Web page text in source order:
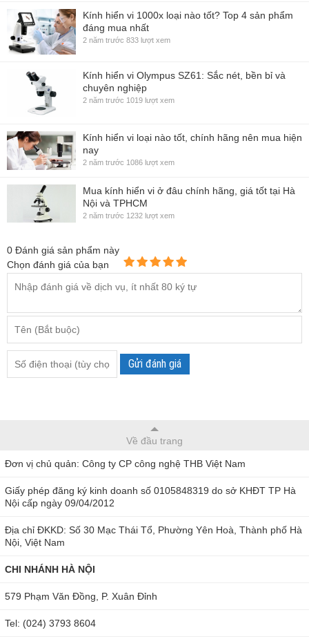
Kính hiển vi 1000x loại nào tốt? Top 4 sản phẩm
đáng mua nhất
2 năm trước 833 lượt xem
Kính hiển vi Olympus SZ61: Sắc nét, bền bỉ và
chuyên nghiệp
2 năm trước 1019 lượt xem
Kính hiển vi loại nào tốt, chính hãng nên mua hiện
nay
2 năm trước 1086 lượt xem
Mua kính hiển vi ở đâu chính hãng, giá tốt tại Hà
Nội và TPHCM
2 năm trước 1232 lượt xem
0 Đánh giá sản phẩm này
Chọn đánh giá của bạn
Gửi đánh giá
Về đầu trang
Đơn vị chủ quản: Công ty CP công nghệ THB Việt Nam
Giấy phép đăng ký kinh doanh số 0105848319 do sở KHĐT TP Hà
Nội cấp ngày 09/04/2012
Địa chỉ ĐKKD: Số 30 Mạc Thái Tổ, Phường Yên Hoà, Thành phố Hà
Nội, Việt Nam
CHI NHÁNH HÀ NỘI
579 Phạm Văn Đồng, P. Xuân Đỉnh
Tel: (024) 3793 8604